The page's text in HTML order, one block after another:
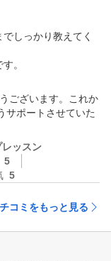
しっかり教えてく
。
ございます。これか
サポートさせていた
ッスン
5
5
コミをもっと見る